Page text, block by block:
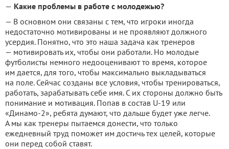
— Какие проблемы в работе с молодежью?
— В основном они связаны с тем, что игроки иногда
недостаточно мотивированы и не проявляют должного
усердия. Понятно, что это наша задача как тренеров
— мотивировать их, чтобы они работали. Но молодые
футболисты немного недооценивают то время, которое
им дается, для того, чтобы максимально выкладываться
на поле. Сейчас созданы все условия, чтобы тренироваться,
работать, зарабатывать себе имя. С их стороны должно быть
понимание и мотивация. Попав в состав U-19 или
«Динамо-2», ребята думают, что дальше будет уже легче.
А мы как тренеры пытаемся донести, что только
ежедневный труд поможет им достичь тех целей, которые
они перед собой ставят.